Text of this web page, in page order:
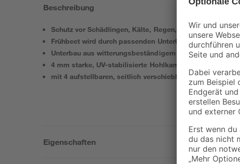
Beschreibung
Schutz vor Schädlingen, Kälte, Regen, Hagel und Schnee
Frühbeet wird durch passenden Unterbau zum Hochbeet
Unterbau aus witterungsbeständigem Zincalume
4 mm starke, UV-stabilisierte Hohlkammerplatten
mit 4 aufstellbaren, seitlich verschiebbaren Dachfenstern
Eigenschaften